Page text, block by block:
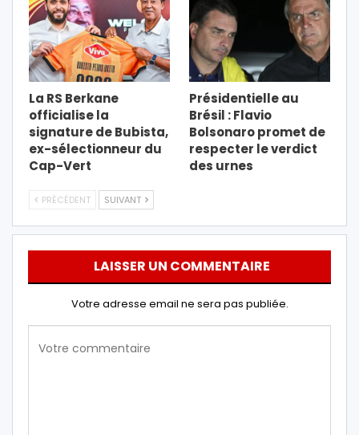
La RS Berkane
officialise la
signature de Bubista,
ex-sélectionneur du
Cap-Vert
Présidentielle au
Brésil : Flavio
Bolsonaro promet de
respecter le verdict
des urnes
PRÉCÉDENT SUIVANT
LAISSER UN COMMENTAIRE
Votre adresse email ne sera pas publiée.